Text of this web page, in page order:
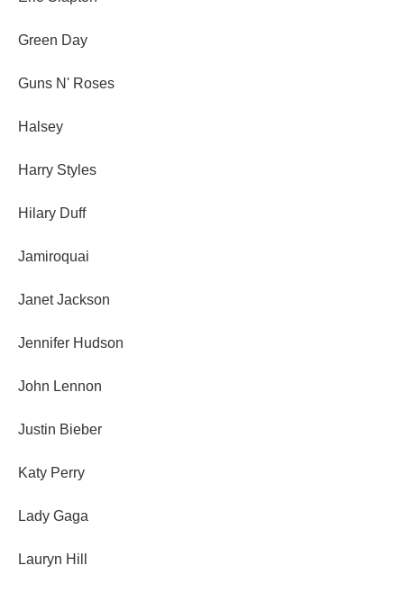
Green Day
Guns N' Roses
Halsey
Harry Styles
Hilary Duff
Jamiroquai
Janet Jackson
Jennifer Hudson
John Lennon
Justin Bieber
Katy Perry
Lady Gaga
Lauryn Hill